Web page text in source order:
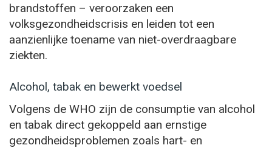
brandstoffen – veroorzaken een
volksgezondheidscrisis en leiden tot een
aanzienlijke toename van niet-overdraagbare
ziekten.
Alcohol, tabak en bewerkt voedsel
Volgens de WHO zijn de consumptie van alcohol
en tabak direct gekoppeld aan ernstige
gezondheidsproblemen zoals hart- en